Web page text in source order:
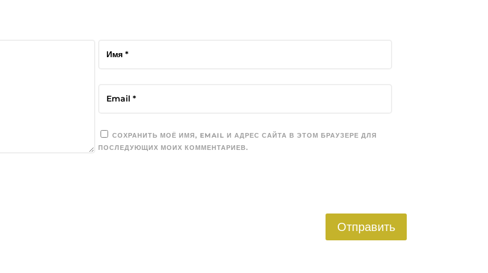
СОХРАНИТЬ МОЁ ИМЯ, EMAIL И АДРЕС САЙТА В ЭТОМ БРАУЗЕРЕ ДЛЯ
ПОСЛЕДУЮЩИХ МОИХ КОММЕНТАРИЕВ.
Отправить